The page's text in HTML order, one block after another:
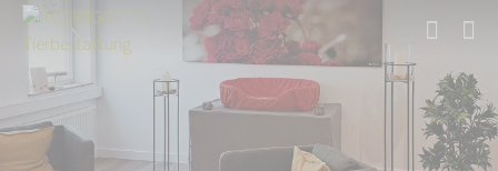
Start Über uns
Aktuelles
Tierbestattung in Schleswig und Erding